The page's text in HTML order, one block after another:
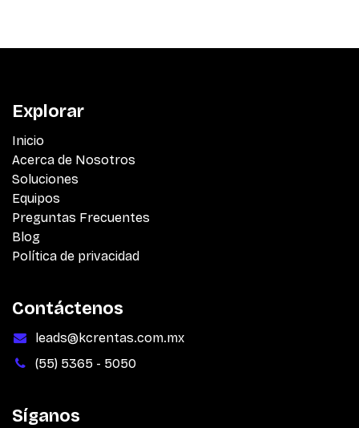
Explorar
Inicio
Acerca de Nosotros
Soluciones
Equipos
Preguntas Frecuentes
Blog
Política de privacidad
Contáctenos
leads@kcrentas.com.mx
(55) 5365 - 5050
Síganos